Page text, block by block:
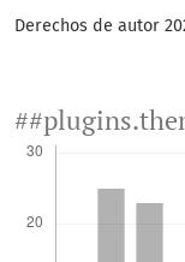
Derechos de autor